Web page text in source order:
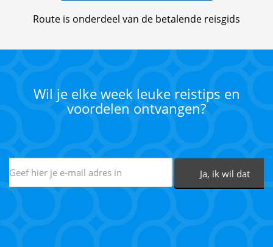
Route is onderdeel van de betalende reisgids
Wil je elke week leuke reistips en
voordelen ontvangen?